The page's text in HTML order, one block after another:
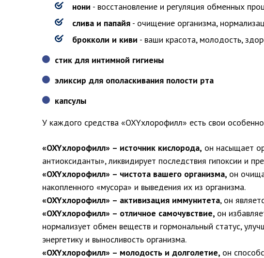
нони - восстановление и регуляция обменных
слива и папайя - очищение организма,
брокколи и киви - ваши красота, молодость,
стик для интимной гигиены
эликсир для ополаскивания полости рта
капсулы
У каждого средства «OXYхлорофилл» есть свои
«OXYхлорофилл» – источник кислорода, он насыщает
антиоксиданты», ликвидирует последствия гипоксии и
«OXYхлорофилл» – чистота вашего организма, он
накопленного «мусора» и выведения их из организма.
«OXYхлорофилл» – активизация иммунитета, он
«OXYхлорофилл» – отличное самочувствие, он
нормализует обмен веществ и гормональный статус,
энергетику и выносливость организма.
«OXYхлорофилл» – молодость и долголетие, он